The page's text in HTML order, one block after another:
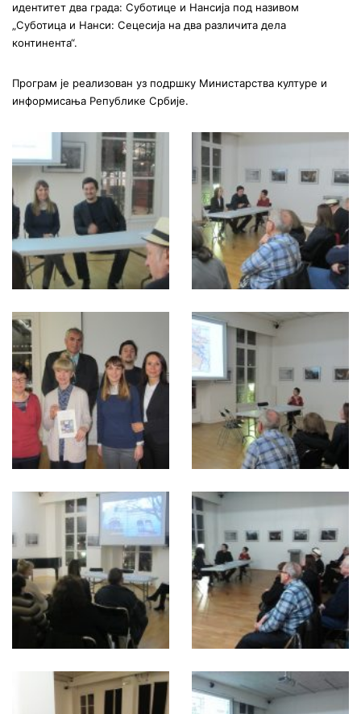
идентитет два града: Суботице и Нансија под називом
„Суботица и Нанси: Сецесија на два различита дела
континента“.
Програм је реализован уз подршку Министарства културе и
информисања Републике Србије.